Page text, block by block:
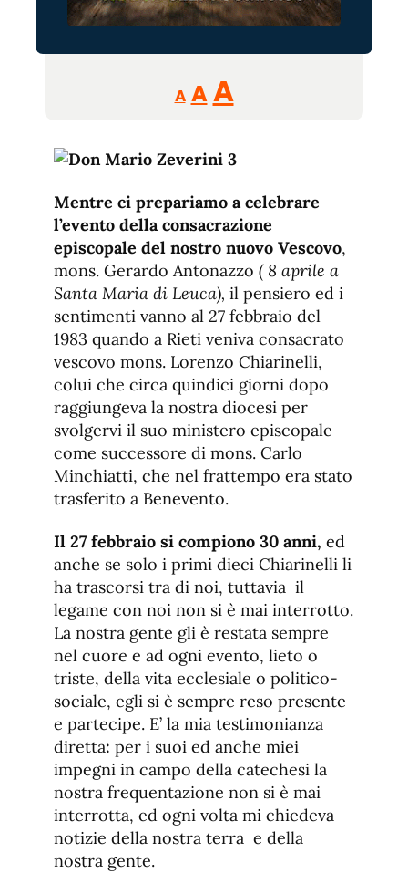
A
Reducir
tamaño
A Restablecer
de
AAumentar
de
fuente.
Mentre ci prepariamo a celebrare
l’evento della consacrazione
episcopale del nostro nuovo Vescovo,
mons. Gerardo Antonazzo ( 8 aprile a
Santa Maria di Leuca), il pensiero ed i
sentimenti vanno al 27 febbraio del
1983 quando a Rieti veniva consacrato
vescovo mons. Lorenzo Chiarinelli,
colui che circa quindici giorni dopo
raggiungeva la nostra diocesi per
svolgervi il suo ministero episcopale
come successore di mons. Carlo
Minchiatti, che nel frattempo era stato
trasferito a Benevento.
Il 27 febbraio si compiono 30 anni, ed
anche se solo i primi dieci Chiarinelli li
ha trascorsi tra di noi, tuttavia il
legame con noi non si è mai interrotto.
La nostra gente gli è restata sempre
nel cuore e ad ogni evento, lieto o
triste, della vita ecclesiale o politico-
sociale, egli si è sempre reso presente
e partecipe. E’ la mia testimonianza
diretta: per i suoi ed anche miei
impegni in campo della catechesi la
nostra frequentazione non si è mai
interrotta, ed ogni volta mi chiedeva
notizie della nostra terra e della
nostra gente.